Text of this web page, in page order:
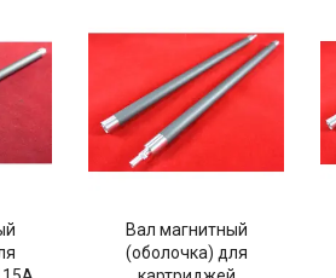
Вал магнитный
(оболочка) для